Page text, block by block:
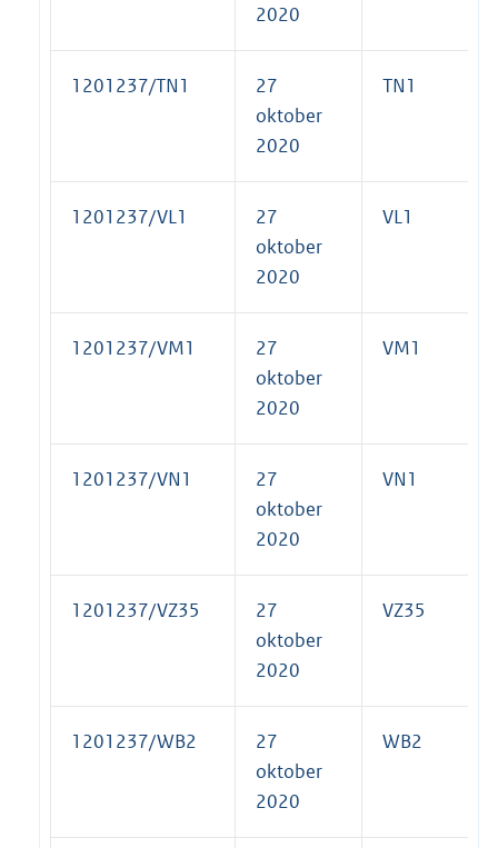
2020
1201237/TN1
27
oktober
2020
TN1
1201237/VL1
27
oktober
2020
VL1
1201237/VM1
27
oktober
2020
VM1
1201237/VN1
27
oktober
2020
VN1
1201237/VZ35
27
oktober
2020
VZ35
1201237/WB2
27
oktober
2020
WB2